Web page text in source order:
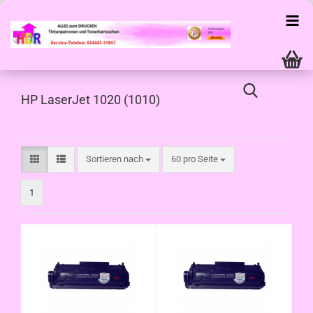
HP LaserJet 1020 (1010)
Sortieren nach
Sortieren nach 60 pro Seite
pro Seite
1